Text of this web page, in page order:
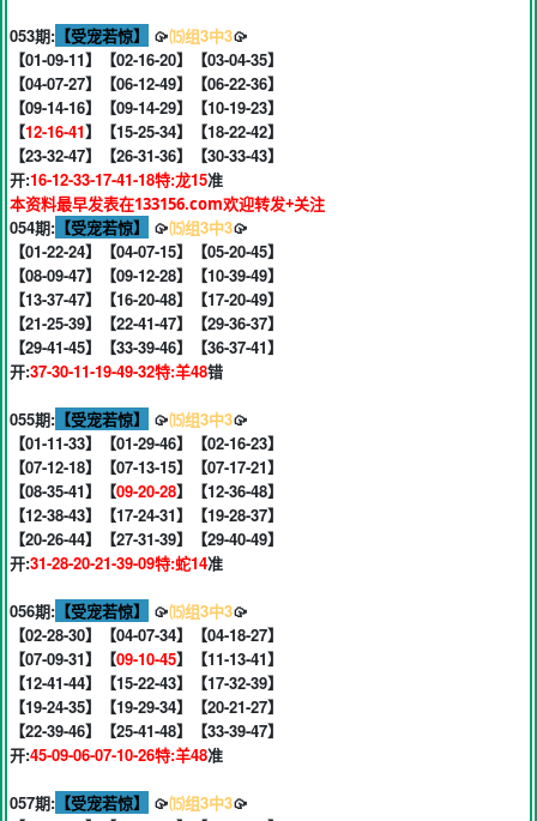
053期: 【受宠若惊】 🥠⒂组3中3🥠
【01-09-11】【02-16-20】【03-04-35】
【04-07-27】【06-12-49】【06-22-36】
【09-14-16】【09-14-29】【10-19-23】
【12-16-41】【15-25-34】【18-22-42】
【23-32-47】【26-31-36】【30-33-43】
开:16-12-33-17-41-18特:龙15准
本资料最早发表在133156.com欢迎转发+关注
054期: 【受宠若惊】 🥠⒂组3中3🥠
【01-22-24】【04-07-15】【05-20-45】
【08-09-47】【09-12-28】【10-39-49】
【13-37-47】【16-20-48】【17-20-49】
【21-25-39】【22-41-47】【29-36-37】
【29-41-45】【33-39-46】【36-37-41】
开:37-30-11-19-49-32特:羊48错
055期: 【受宠若惊】 🥠⒂组3中3🥠
【01-11-33】【01-29-46】【02-16-23】
【07-12-18】【07-13-15】【07-17-21】
【08-35-41】【09-20-28】【12-36-48】
【12-38-43】【17-24-31】【19-28-37】
【20-26-44】【27-31-39】【29-40-49】
开:31-28-20-21-39-09特:蛇14准
056期: 【受宠若惊】 🥠⒂组3中3🥠
【02-28-30】【04-07-34】【04-18-27】
【07-09-31】【09-10-45】【11-13-41】
【12-41-44】【15-22-43】【17-32-39】
【19-24-35】【19-29-34】【20-21-27】
【22-39-46】【25-41-48】【33-39-47】
开:45-09-06-07-10-26特:羊48准
057期: 【受宠若惊】 🥠⒂组3中3🥠